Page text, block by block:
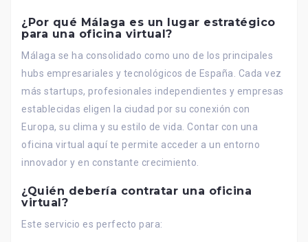
¿Por qué Málaga es un lugar estratégico
para una oficina virtual?
Málaga se ha consolidado como uno de los principales
hubs empresariales y tecnológicos de España. Cada vez
más startups, profesionales independientes y empresas
establecidas eligen la ciudad por su conexión con
Europa, su clima y su estilo de vida. Contar con una
oficina virtual aquí te permite acceder a un entorno
innovador y en constante crecimiento.
¿Quién debería contratar una oficina
virtual?
Este servicio es perfecto para: